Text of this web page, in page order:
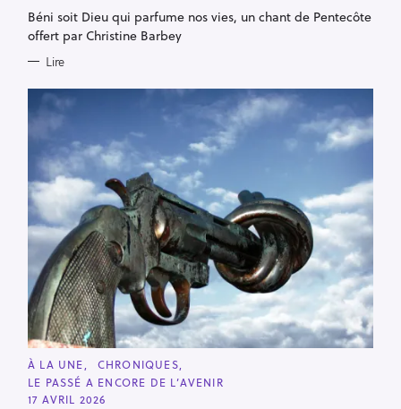
R
I
E
Béni soit Dieu qui parfume nos vies, un chant de Pentecôte
offert par Christine Barbey
Lire
C
A
T
E
À LA UNE
CHRONIQUES
LE PASSÉ A ENCORE DE L’AVENIR
17 AVRIL 2026
R
e
c
h
e
c
h
e
r